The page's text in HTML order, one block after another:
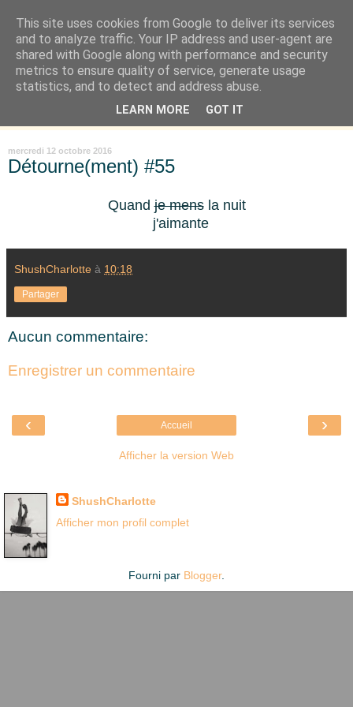
Là où je suis née
"Les temps sont durs pour les rêveurs" mais shush shush,
j'ai le cœur à l'affût et j'ouvre mon carnet de peau. « Soyez
vous-même, tous les autres sont déjà pris. » Oscar Wilde
mercredi 12 octobre 2016
Détourne(ment) #55
Quandje mensla nuit
j'aimante
ShushCharlotte à 10:18
Partager
Aucun commentaire:
Enregistrer un commentaire
‹ ›
Accueil
Afficher la version Web
ShushCharlotte
Afficher mon profil complet
Fourni par Blogger.
This site uses cookies from Google to deliver its services
and to analyze traffic. Your IP address and user-agent are
shared with Google along with performance and security
metrics to ensure quality of service, generate usage
statistics, and to detect and address abuse.
LEARN MORE GOT IT